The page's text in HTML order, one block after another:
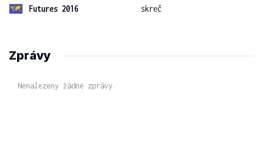
Futures 2016
skreč
Zprávy
Nenalezeny žádné zprávy.